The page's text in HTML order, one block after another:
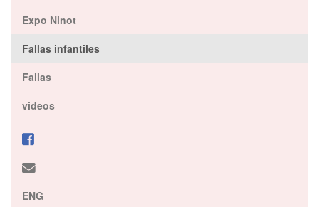
Expo Ninot
Fallas infantiles
Fallas
videos
ENG